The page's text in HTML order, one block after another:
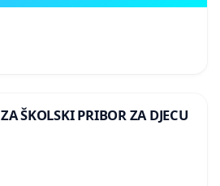
ŠKOLSKI PRIBOR ZA DJECU